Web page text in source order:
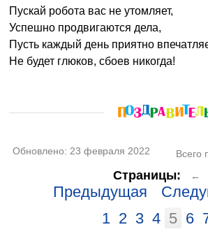
Пускай робота вас не утомляет,
Успешно продвигаются дела,
Пусть каждый день приятно
Не будет глюков, сбоев никогда!
Обновлено: 23 февраля 2022 Всего
Страницы: ←
Предыдущая
1 2 3 4 5 6